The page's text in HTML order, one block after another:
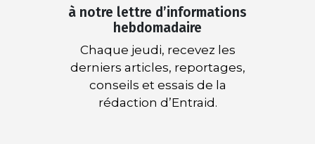
à notre lettre d’informations
hebdomadaire
Chaque jeudi, recevez les
derniers articles, reportages,
conseils et essais de la
rédaction d’Entraid.